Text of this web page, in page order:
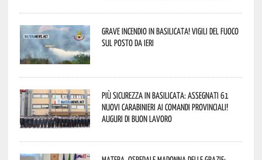
Grave incendio in Basilicata! Vigili del fuoco
sul posto da ieri
Più sicurezza in Basilicata: assegnati 61
nuovi Carabinieri ai Comandi provinciali!
Auguri di buon lavoro